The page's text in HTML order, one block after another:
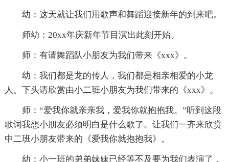
幼：这天就让我们用歌声和舞蹈迎接新年的到来吧。
师幼：20xx年庆新年节目演出此刻开始。
师：有请舞蹈队小朋友为我们带来《xxx》。
幼：我们都是龙的传人，我们都是相亲相爱的小龙
人。下头请欣赏由小二班小朋友为我们带来的《xxx》。
师：“爱我你就亲亲我，爱我你就抱抱我。”听到这段
歌词我想小朋友必须明白是什么歌了。让我们一齐来欣赏
中二班小朋友带来的《爱我你就抱抱我》。
幼：小一班的弟弟妹妹已经等不及要为我们表演了，